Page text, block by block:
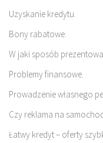
Uzyskanie kredytu.
Bony rabatowe.
W jaki sposób
Problemy finansowe.
Prowadzenie własnego
Czy reklama na
Łatwy kredyt – oferty